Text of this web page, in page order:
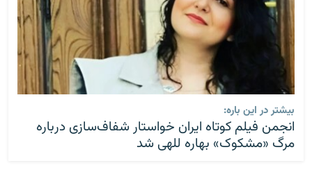
بیشتر در این باره:
انجمن فیلم کوتاه ایران خواستار شفاف‌سازی درباره
مرگ «مشکوک» بهاره للهی شد